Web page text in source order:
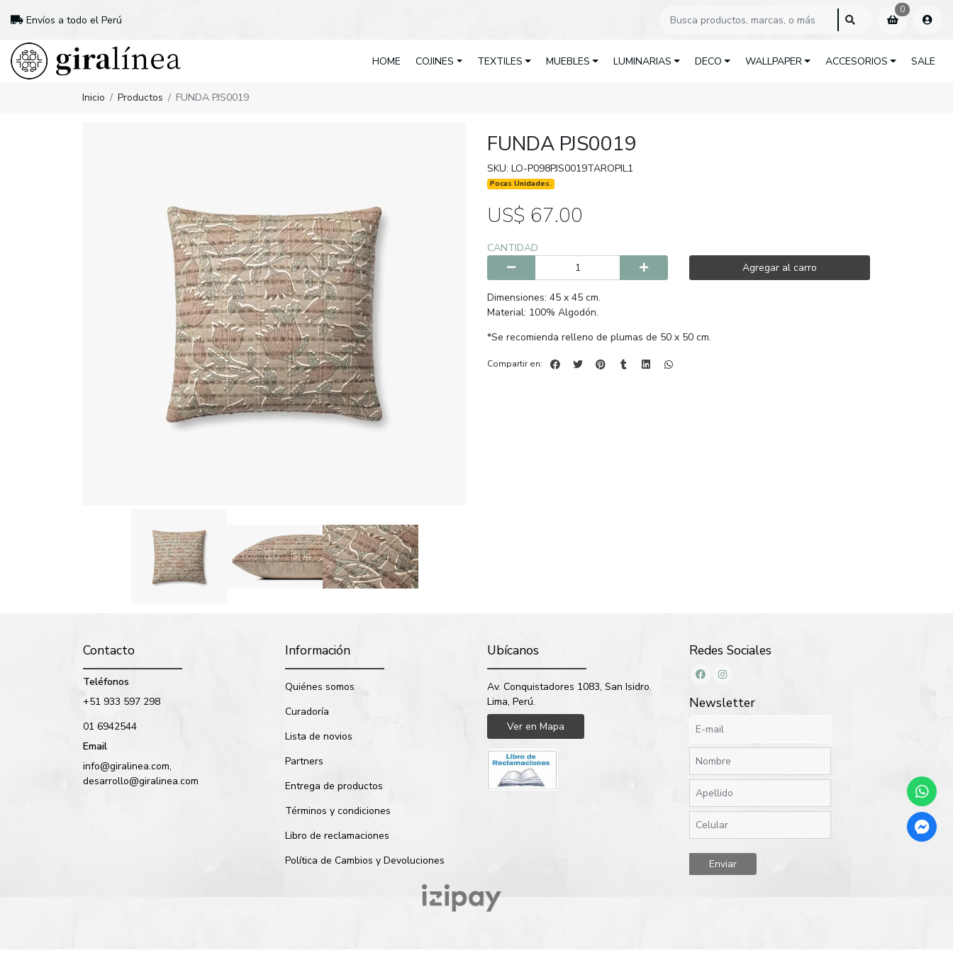
Envíos a todo el Perú
0
HOME COJINES TEXTILES MUEBLES LUMINARIAS DECO WALLPAPER ACCESORIOS SALE
Inicio Productos FUNDA PJS0019
FUNDA PJS0019
SKU: LO-P098PJS0019TAROPIL1
Pocas Unidades.
US$ 67.00
CANTIDAD
Agregar al carro
Dimensiones: 45 x 45 cm.
Material: 100% Algodón.
*Se recomienda relleno de plumas de 50 x 50 cm.
Compartir en:
Contacto
Teléfonos
+51 933 597 298
01 6942544
Email
info@giralinea.com,
desarrollo@giralinea.com
Información
Quiénes somos
Curadoría
Lista de novios
Partners
Entrega de productos
Términos y condiciones
Libro de reclamaciones
Política de Cambios y Devoluciones
Ubícanos
Av. Conquistadores 1083, San Isidro.
Lima, Perú.
Ver en Mapa
Redes Sociales
Newsletter
Enviar